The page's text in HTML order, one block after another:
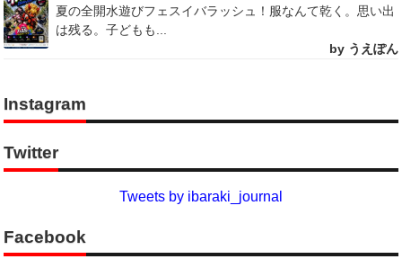
夏の全開水遊びフェスイバラッシュ！服なんて乾く。思い出
は残る。子どもも...
by うえぽん
Instagram
Twitter
Tweets by ibaraki_journal
Facebook